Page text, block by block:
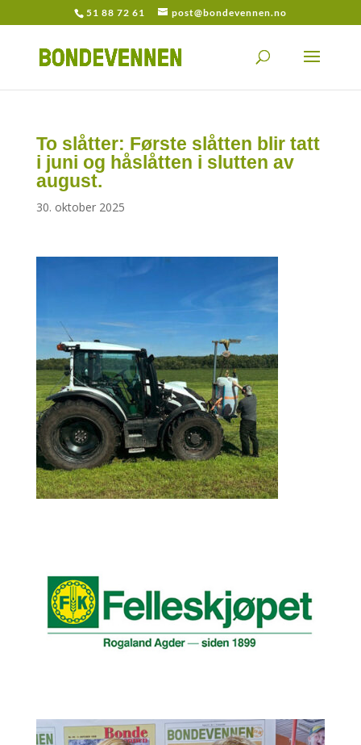
51 88 72 61 post@bondevennen.no
To slåtter: Første slåtten blir tatt
i juni og håslåtten i slutten av
august.
30. oktober 2025